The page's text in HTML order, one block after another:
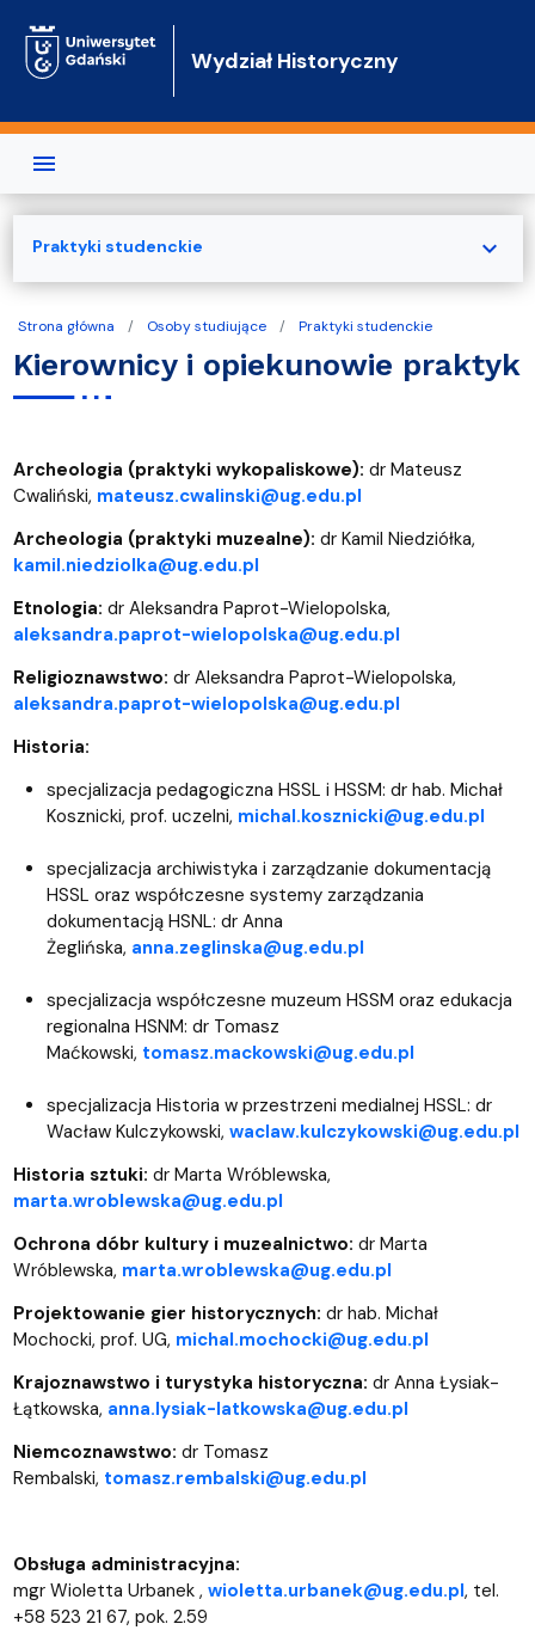
Wydział Historyczny
Strona główna Osoby studiujące Praktyki studenckie
Kierownicy i opiekunowie praktyk
Archeologia (praktyki wykopaliskowe): dr Mateusz
Cwaliński, mateusz.cwalinski@ug.edu.pl
Archeologia (praktyki muzealne): dr Kamil Niedziółka,
kamil.niedziolka@ug.edu.pl
Etnologia: dr Aleksandra Paprot-Wielopolska,
aleksandra.paprot-wielopolska@ug.edu.pl
Religioznawstwo: dr Aleksandra Paprot-Wielopolska,
aleksandra.paprot-wielopolska@ug.edu.pl
Historia:
specjalizacja pedagogiczna HSSL i HSSM: dr hab. Michał
Kosznicki, prof. uczelni, michal.kosznicki@ug.edu.pl
specjalizacja archiwistyka i zarządzanie dokumentacją
HSSL oraz współczesne systemy zarządzania
dokumentacją HSNL: dr Anna
Żeglińska, anna.zeglinska@ug.edu.pl
specjalizacja współczesne muzeum HSSM oraz edukacja
regionalna HSNM: dr Tomasz
Maćkowski, tomasz.mackowski@ug.edu.pl
specjalizacja Historia w przestrzeni medialnej HSSL: dr
Wacław Kulczykowski, waclaw.kulczykowski@ug.edu.pl
Historia sztuki: dr Marta Wróblewska,
marta.wroblewska@ug.edu.pl
Ochrona dóbr kultury i muzealnictwo: dr Marta
Wróblewska, marta.wroblewska@ug.edu.pl
Projektowanie gier historycznych: dr hab. Michał
Mochocki, prof. UG, michal.mochocki@ug.edu.pl
Krajoznawstwo i turystyka historyczna: dr Anna Łysiak-
Łątkowska, anna.lysiak-latkowska@ug.edu.pl
Niemcoznawstwo: dr Tomasz
Rembalski, tomasz.rembalski@ug.edu.pl
Obsługa administracyjna:
mgr Wioletta Urbanek , wioletta.urbanek@ug.edu.pl, tel.
+58 523 21 67, pok. 2.59
Praktyki studenckie expand_more